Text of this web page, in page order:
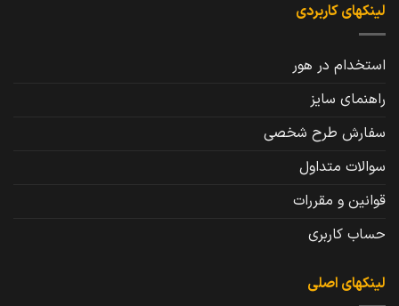
لینکهای کاربردی
استخدام در هور
راهنمای سایز
سفارش طرح شخصی
سوالات متداول
قوانین و مقررات
حساب کاربری
لینکهای اصلی